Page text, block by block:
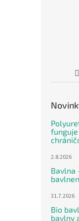
2.8.2026
Bavlna
31.7.2026
Bio
bavlny